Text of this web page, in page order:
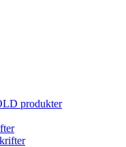
produkter